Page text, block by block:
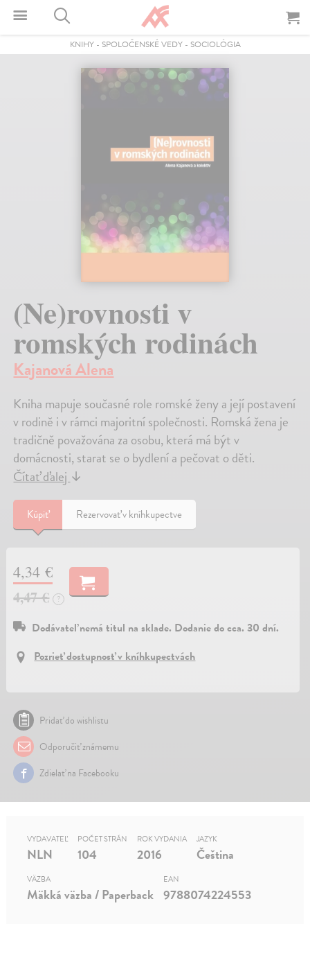
KNIHY- SPOLOČENSKÉ VEDY- SOCIOLÓGIA
(Ne)rovnosti v
romských rodinách
Kajanová Alena
Kniha mapuje současné role romské ženy a její postavení
v rodině i v rámci majoritní společnosti. Romská žena je
tradičně považována za osobu, která má být v
domácnosti, starat se o bydlení a pečovat o děti.
Čítať ďalej↓
Kúpiť Rezervovať v kníhkupectve
4,34 €
4,47 €
?
Dodávateľ nemá titul na sklade. Dodanie do cca. 30 dní.
Pozrieť dostupnosť v kníhkupectvách
Pridať do wishlistu
Odporučiť známemu
Zdielať na Facebooku
VYDAVATEĽ
NLN
POČET STRÁN
104
ROK VYDANIA
2016
JAZYK
Čeština
VÄZBA
Mäkká väzba / Paperback
EAN
9788074224553